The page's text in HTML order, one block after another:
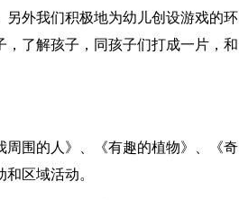
另外我们积极地为幼儿创设游戏的环
了解孩子，同孩子们打成一片，和
围的人》、《有趣的植物》、《奇
区域活动。